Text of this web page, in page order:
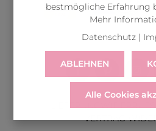
LIEFERUNGWIDERRUF
VERTRAG
bestmögliche Erfahrung
Mehr
Datenschutz|
ABLEHNEN
Alle Cookies